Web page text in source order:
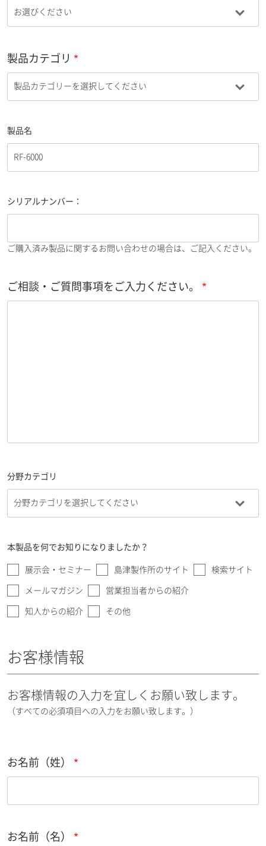
製品カテゴリ
製品名
シリアルナンバー：
ご購入済み製品に関するお問い合わせの場合は、ご記入ください。
ご相談・ご質問事項をご入力ください。
分野カテゴリ
本製品を何でお知りになりましたか？
展示会・セミナー 島津製作所のサイト 検索サイト
メールマガジン 営業担当者からの紹介
知人からの紹介 その他
お客様情報
お客様情報の入力を宜しくお願い致します。
（すべての必須項目への入力をお願い致します。）
お名前（姓）
お名前（名）